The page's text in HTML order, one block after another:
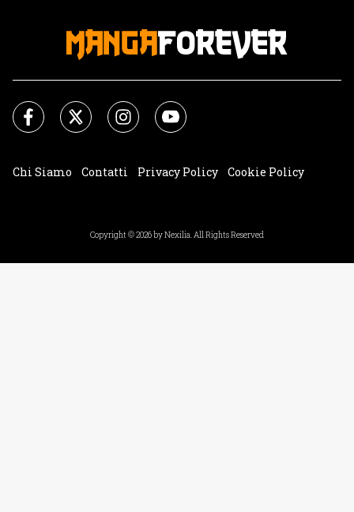
Chi Siamo Contatti Privacy Policy
Cookie Policy
Copyright © 2026 by Nexilia. All Rights Reserved